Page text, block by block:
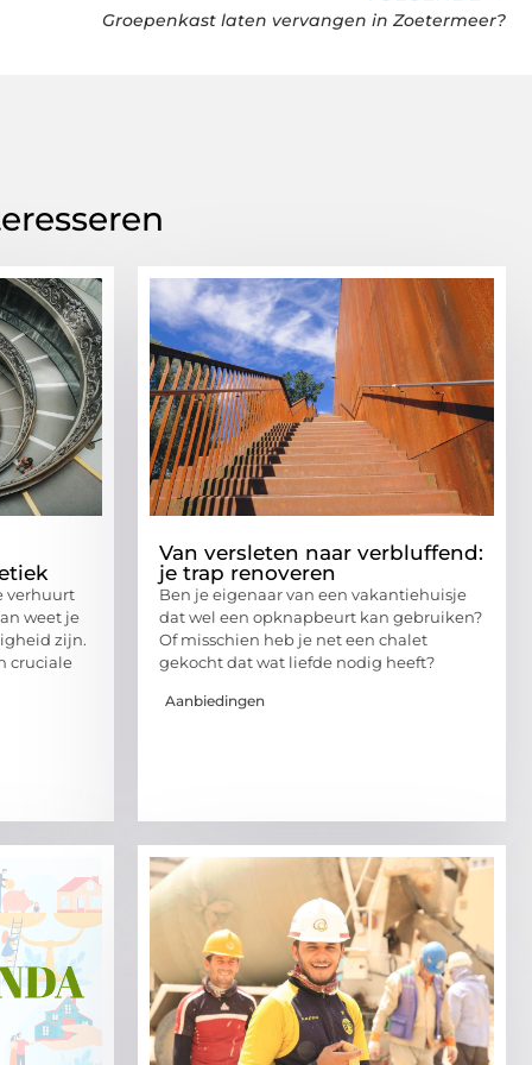
Groepenkast laten vervangen in Zoetermeer?
verhuurt
weet je
zijn.
cruciale
Van versleten naar verbluffend:
je trap renoveren
Ben je eigenaar van een vakantiehuisje
dat wel een opknapbeurt kan gebruiken?
Of misschien heb je net een chalet
gekocht dat wat liefde nodig heeft?
Aanbiedingen